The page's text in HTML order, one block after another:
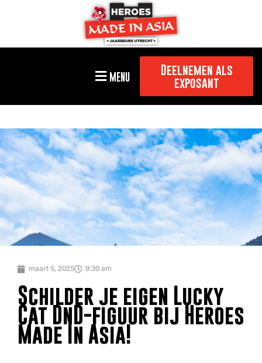
MENU
Deelnemen als
exposant
maart 5, 2025 9:30 am
Schilder je eigen Lucky
Cat DnD-figuur bij Heroes
Made In Asia!